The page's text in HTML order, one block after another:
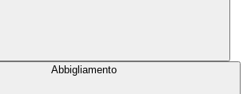
Abbigliamento